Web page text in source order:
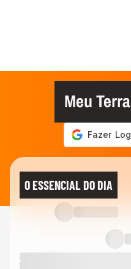
Meu Terra
O ESSENCIAL DO DIA